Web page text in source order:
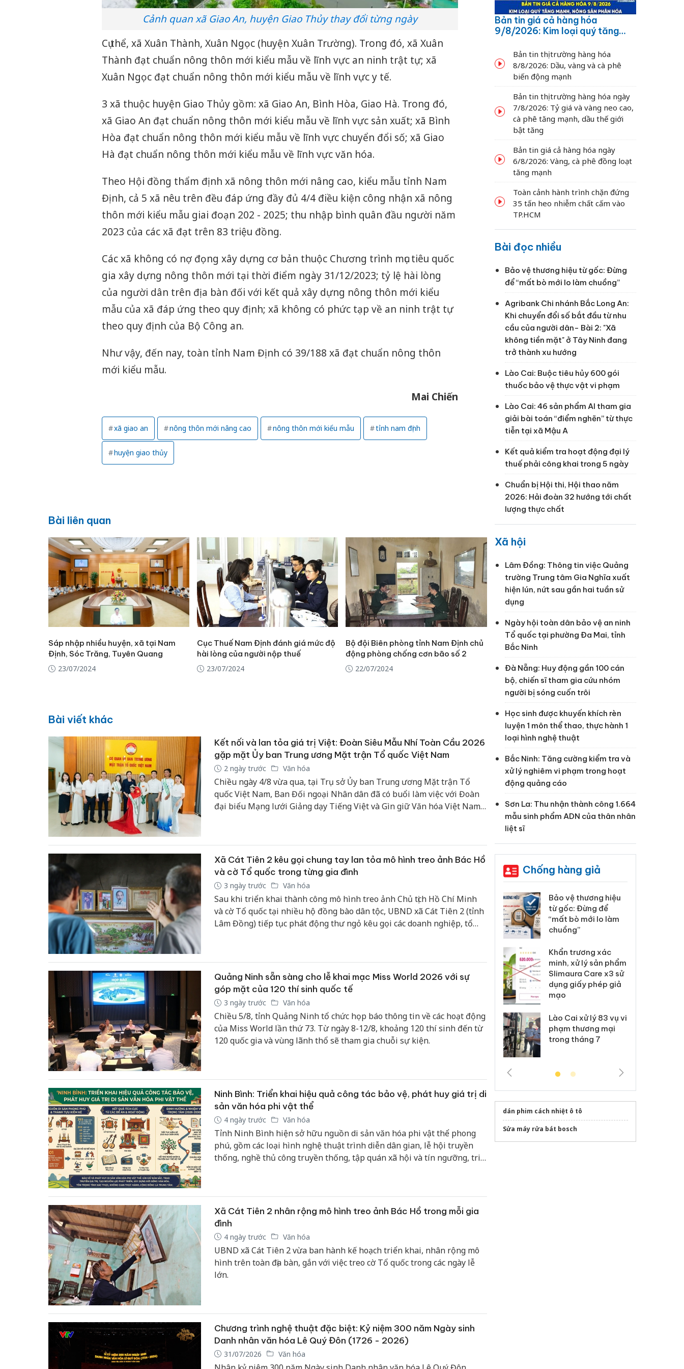
Cảnh quan xã Giao An, huyện Giao Thủy thay đổi từng ngày
Cụ thể, xã Xuân Thành, Xuân Ngọc (huyện Xuân Trường). Trong đó, xã Xuân
Thành đạt chuẩn nông thôn mới kiểu mẫu về lĩnh vực an ninh trật tự; xã
Xuân Ngọc đạt chuẩn nông thôn mới kiểu mẫu về lĩnh vực y tế.
3 xã thuộc huyện Giao Thủy gồm: xã Giao An, Bình Hòa, Giao Hà. Trong đó,
xã Giao An đạt chuẩn nông thôn mới kiểu mẫu về lĩnh vực sản xuất; xã Bình
Hòa đạt chuẩn nông thôn mới kiểu mẫu về lĩnh vực chuyển đổi số; xã Giao
Hà đạt chuẩn nông thôn mới kiểu mẫu về lĩnh vực văn hóa.
Theo Hội đồng thẩm định xã nông thôn mới nâng cao, kiểu mẫu tỉnh Nam
Định, cả 5 xã nêu trên đều đáp ứng đầy đủ 4/4 điều kiện công nhận xã nông
thôn mới kiểu mẫu giai đoạn 202 - 2025; thu nhập bình quân đầu người năm
2023 của các xã đạt trên 83 triệu đồng.
Các xã không có nợ đọng xây dựng cơ bản thuộc Chương trình mục tiêu quốc
gia xây dựng nông thôn mới tại thời điểm ngày 31/12/2023; tỷ lệ hài lòng
của người dân trên địa bàn đối với kết quả xây dựng nông thôn mới kiểu
mẫu của xã đáp ứng theo quy định; xã không có phức tạp về an ninh trật tự
theo quy định của Bộ Công an.
Như vậy, đến nay, toàn tỉnh Nam Định có 39/188 xã đạt chuẩn nông thôn
mới kiểu mẫu.
Mai Chiến
xã giao an nông thôn mới nâng cao nông thôn mới kiểu mẫu tỉnh nam định
huyện giao thủy
Bài liên quan
Sáp nhập nhiều huyện, xã tại Nam
Định, Sóc Trăng, Tuyên Quang
23/07/2024
Cục Thuế Nam Định đánh giá mức độ
hài lòng của người nộp thuế
23/07/2024
Bộ đội Biên phòng tỉnh Nam Định chủ
động phòng chống cơn bão số 2
22/07/2024
Bài viết khác
Kết nối và lan tỏa giá trị Việt: Đoàn Siêu Mẫu Nhí Toàn Cầu 2026
gặp mặt Ủy ban Trung ương Mặt trận Tổ quốc Việt Nam
2 ngày trước Văn hóa
Chiều ngày 4/8 vừa qua, tại Trụ sở Ủy ban Trung ương Mặt trận Tổ
quốc Việt Nam, Ban Đối ngoại Nhân dân đã có buổi làm việc với Đoàn
đại biểu Mạng lưới Giảng dạy Tiếng Việt và Gìn giữ Văn hóa Việt Nam
Xã Cát Tiên 2 kêu gọi chung tay lan tỏa mô hình treo ảnh Bác Hồ
và cờ Tổ quốc trong từng gia đình
3 ngày trước Văn hóa
Sau khi triển khai thành công mô hình treo ảnh Chủ tịch Hồ Chí Minh
và cờ Tổ quốc tại nhiều hộ đồng bào dân tộc, UBND xã Cát Tiên 2 (tỉnh
Lâm Đồng) tiếp tục phát động thư ngỏ kêu gọi các doanh nghiệp, tổ
Quảng Ninh sẵn sàng cho lễ khai mạc Miss World 2026 với sự
góp mặt của 120 thí sinh quốc tế
3 ngày trước Văn hóa
Chiều 5/8, tỉnh Quảng Ninh tổ chức họp báo thông tin về các hoạt động
của Miss World lần thứ 73. Từ ngày 8-12/8, khoảng 120 thí sinh đến từ
120 quốc gia và vùng lãnh thổ sẽ tham gia chuỗi sự kiện.
Ninh Bình: Triển khai hiệu quả công tác bảo vệ, phát huy giá trị di
sản văn hóa phi vật thể
4 ngày trước Văn hóa
Tỉnh Ninh Bình hiện sở hữu nguồn di sản văn hóa phi vật thể phong
phú, gồm các loại hình nghệ thuật trình diễn dân gian, lễ hội truyền
thống, nghề thủ công truyền thống, tập quán xã hội và tín ngưỡng, tri
Xã Cát Tiên 2 nhân rộng mô hình treo ảnh Bác Hồ trong mỗi gia
đình
4 ngày trước Văn hóa
UBND xã Cát Tiên 2 vừa ban hành kế hoạch triển khai, nhân rộng mô
hình trên toàn địa bàn, gắn với việc treo cờ Tổ quốc trong các ngày lễ
lớn.
Chương trình nghệ thuật đặc biệt: Kỷ niệm 300 năm Ngày sinh
Danh nhân văn hóa Lê Quý Đôn (1726 - 2026)
31/07/2026 Văn hóa
Bản tin giá cả hàng hóa
9/8/2026: Kim loại quý tăng
Bản tin thị trường hàng hóa
8/8/2026: Dầu, vàng và cà phê
biến động mạnh
Bản tin thị trường hàng hóa ngày
7/8/2026: Tỷ giá và vàng neo cao,
cà phê tăng mạnh, dầu thế giới
bật tăng
Bản tin giá cả hàng hóa ngày
6/8/2026: Vàng, cà phê đồng loạt
tăng mạnh
Toàn cảnh hành trình chặn đứng
35 tấn heo nhiễm chất cấm vào
TP.HCM
Bài đọc nhiều
Bảo vệ thương hiệu từ gốc: Đừng
để “mất bò mới lo làm chuồng”
Agribank Chi nhánh Bắc Long An:
Khi chuyển đổi số bắt đầu từ nhu
cầu của người dân- Bài 2: "Xã
không tiền mặt" ở Tây Ninh đang
trở thành xu hướng
Lào Cai: Buộc tiêu hủy 600 gói
thuốc bảo vệ thực vật vi phạm
Lào Cai: 46 sản phẩm AI tham gia
giải bài toán “điểm nghẽn” từ thực
tiễn tại xã Mậu A
Kết quả kiểm tra hoạt động đại lý
thuế phải công khai trong 5 ngày
Chuẩn bị Hội thi, Hội thao năm
2026: Hải đoàn 32 hướng tới chất
lượng thực chất
Xã hội
Lâm Đồng: Thông tin việc Quảng
trường Trung tâm Gia Nghĩa xuất
hiện lún, nứt sau gần hai tuần sử
dụng
Ngày hội toàn dân bảo vệ an ninh
Tổ quốc tại phường Đa Mai, tỉnh
Bắc Ninh
Đà Nẵng: Huy động gần 100 cán
bộ, chiến sĩ tham gia cứu nhóm
người bị sóng cuốn trôi
Học sinh được khuyến khích rèn
luyện 1 môn thể thao, thực hành 1
loại hình nghệ thuật
Bắc Ninh: Tăng cường kiểm tra và
xử lý nghiêm vi phạm trong hoạt
động quảng cáo
Sơn La: Thu nhận thành công 1.664
mẫu sinh phẩm ADN của thân nhân
liệt sĩ
Chống hàng giả
Hưng Yên: Xử lý 6 hộ
kinh doanh bán hàng
giả mạo nhãn hiệu
Adidas, Nike
công khai hàng ngàn
sản phẩm nhập lậu,
bảo vệ môi trường
Công an Thanh Hóa
tìm bị hại trong vụ
án sản xuất, buôn
Bảo vệ thương hiệu
từ gốc: Đừng để
“mất bò mới lo làm
chuồng”
Khẩn trương xác
minh, xử lý sản phẩm
Slimaura Care x3 sử
dụng giấy phép giả
mạo
Lào Cai xử lý 83 vụ vi
phạm thương mại
trong tháng 7
dán phim cách nhiệt ô tô
Sửa máy rửa bát bosch